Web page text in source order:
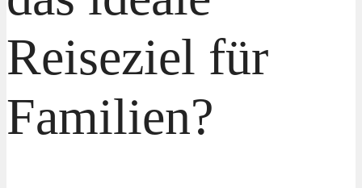
Reiseziel für
Familien?